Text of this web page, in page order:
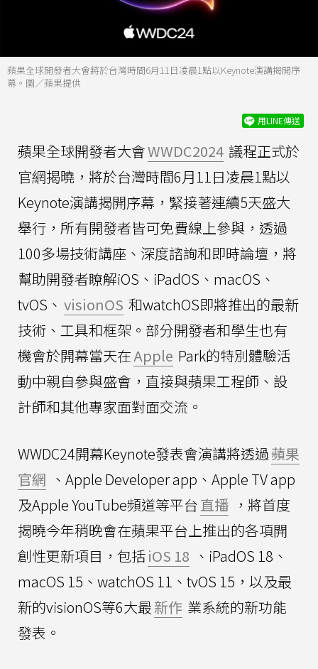
蘋果全球開發者大會將於台灣時間6月11日凌晨1點以Keynote演講揭開序
幕。圖／蘋果提供
用LINE傳送
蘋果全球開發者大會WWDC2024 議程正式於
官網揭曉，將於台灣時間6月11日凌晨1點以
Keynote演講揭開序幕，緊接著連續5天盛大
舉行，所有開發者皆可免費線上參與，透過
100多場技術講座、深度諮詢和即時論壇，將
幫助開發者瞭解iOS、iPadOS、macOS、
tvOS、 visionOS 和watchOS即將推出的最新
技術、工具和框架。部分開發者和學生也有
機會於開幕當天在Apple Park的特別體驗活
動中親自參與盛會，直接與蘋果工程師、設
計師和其他專家面對面交流。
WWDC24開幕Keynote發表會演講將透過蘋果
官網 、Apple Developer app、Apple TV app
及Apple YouTube頻道等平台直播 ，將首度
揭曉今年稍晚會在蘋果平台上推出的各項開
創性更新項目，包括iOS 18 、iPadOS 18、
macOS 15、watchOS 11、tvOS 15，以及最
新的visionOS等6大最新作 業系統的新功能
發表。